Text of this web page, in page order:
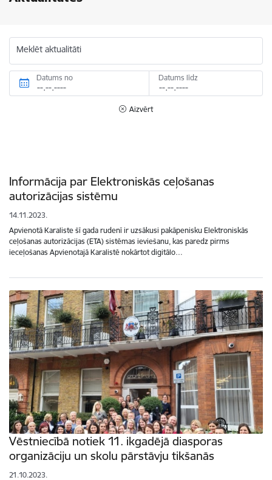
Meklēt aktualitāti
Datums no Datums līdz
Aizvērt
Informācija par Elektroniskās ceļošanas
autorizācijas sistēmu
14.11.2023.
Apvienotā Karaliste šī gada rudenī ir uzsākusi pakāpenisku Elektroniskās
ceļošanas autorizācijas (ETA) sistēmas ieviešanu, kas paredz pirms
ieceļošanas Apvienotajā Karalistē nokārtot digitālo…
Vēstniecībā notiek 11. ikgadējā diasporas
organizāciju un skolu pārstāvju tikšanās
21.10.2023.